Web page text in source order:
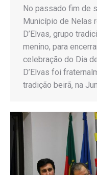
No passado fim de
Município de Nelas
D’Elvas, grupo
menino, para
celebração do Dia
D’Elvas foi
tradição beirã, na